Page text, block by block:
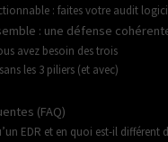
: faites votre audit
: une défense
avez besoin des trois
les 3 piliers (et avec)
(FAQ)
EDR et en quoi est-il différent